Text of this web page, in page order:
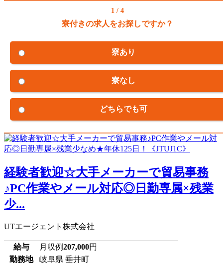
1 / 4
寮付きの求人をお探しですか？
寮あり
寮なし
どちらでも可
経験者歓迎☆大手メーカーで貿易事務
♪PC作業やメール対応◎日勤専属×残業
少...
UTエージェント株式会社
給与 月収例207,000円
勤務地
岐阜県 垂井町